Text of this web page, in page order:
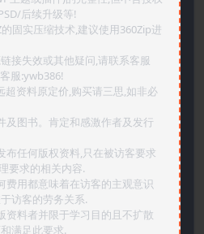
后续升级等!
固实压缩技术,建议使用360Zip进
接失效或其他疑问,请联系客服
服:ywb386!
资料原定价,购买请三思,如非必
及图书。肯定和感激作者及发行
任何版权资料,只在被访客要求
要求的相关内容.
费用都意味着在访客的主观意识
访客的劳务关系.
资料者并限于学习目的且不扩散
满足此要求.